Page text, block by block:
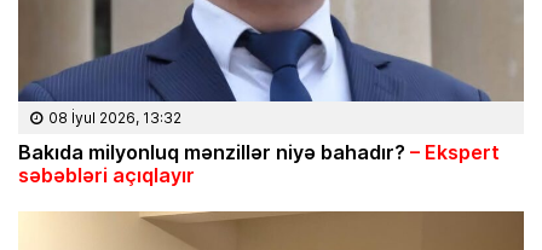
08 İyul 2026, 13:32
Bakıda milyonluq mənzillər niyə bahadır? – Ekspert
səbəbləri açıqlayır